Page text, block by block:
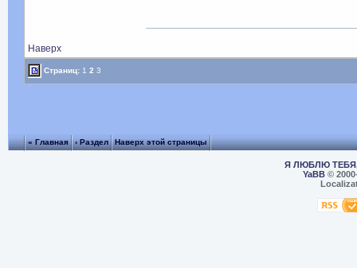
Наверх
Страниц: 1 2 3
« Главная ‹ Раздел Наверх этой страницы
Я ЛЮБЛЮ
YaBB©